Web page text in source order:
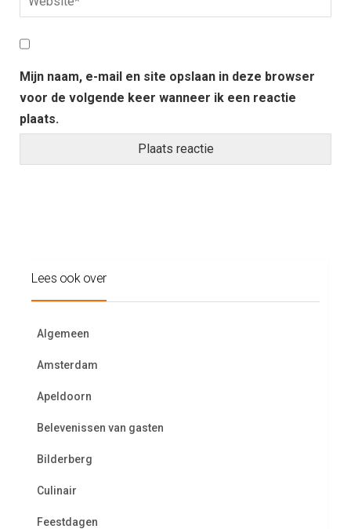
Mijn naam, e-mail en site opslaan in deze browser
voor de volgende keer wanneer ik een reactie
plaats.
Lees ook over
Algemeen
Amsterdam
Apeldoorn
Belevenissen van gasten
Bilderberg
Culinair
Feestdagen